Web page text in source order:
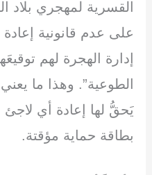
القسرية لمهجري بلاد
على عدم قانونية إعادة
إدارة الهجرة لهم
الطوعية”. وهذا ما
يَحقُّ لها إعادة أي
بطاقة حماية مؤقتة.